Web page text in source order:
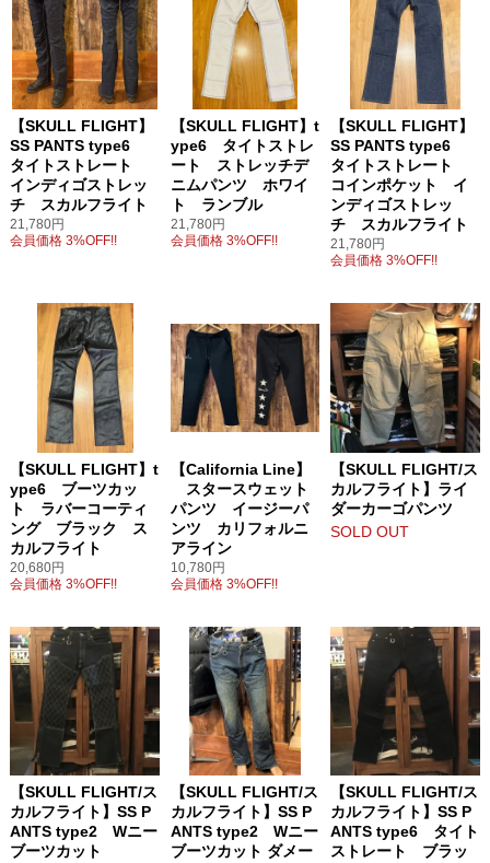
【SKULL FLIGHT】
SS PANTS type6
タイトストレート
インディゴストレッ
チ スカルフライト
21,780円
会員価格 3%OFF!!
【SKULL FLIGHT】t
ype6 タイトストレ
ート ストレッチデ
ニムパンツ ホワイ
ト ランブル
21,780円
会員価格 3%OFF!!
【SKULL FLIGHT】
SS PANTS type6
タイトストレート
コインポケット イ
ンディゴストレッ
チ スカルフライト
21,780円
会員価格 3%OFF!!
【SKULL FLIGHT】t
ype6 ブーツカッ
ト ラバーコーティ
ング ブラック ス
カルフライト
20,680円
会員価格 3%OFF!!
【California Line】
スタースウェット
パンツ イージーパ
ンツ カリフォルニ
アライン
10,780円
会員価格 3%OFF!!
【SKULL FLIGHT/ス
カルフライト】ライ
ダーカーゴパンツ
SOLD OUT
【SKULL FLIGHT/ス
カルフライト】SS P
ANTS type2 Wニー
ブーツカット
【SKULL FLIGHT/ス
カルフライト】SS P
ANTS type2 Wニー
ブーツカット ダメー
【SKULL FLIGHT/ス
カルフライト】SS P
ANTS type6 タイト
ストレート ブラッ